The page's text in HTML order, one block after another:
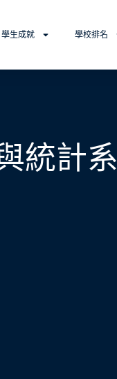
學生成就 學校排名
統計系